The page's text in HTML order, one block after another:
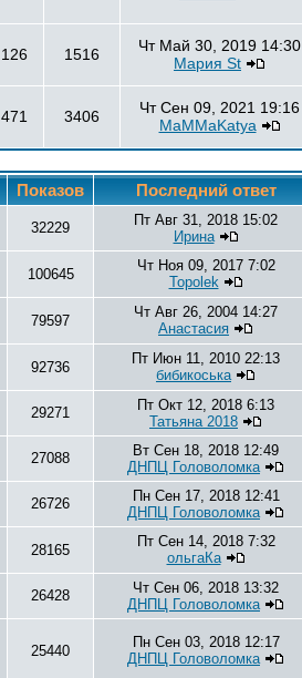
126 1516
Чт Май 30, 2019 14:30
Мария St
471 3406
Чт Сен 09, 2021 19:16
MaMMaKatya
Показов
Последний ответ
32229
Пт Авг 31, 2018 15:02
Ирина
100645
Чт Ноя 09, 2017 7:02
Topolek
79597
Чт Авг 26, 2004 14:27
Анастасия
92736
Пт Июн 11, 2010 22:13
бибикоська
29271
Пт Окт 12, 2018 6:13
Татьяна 2018
27088
Вт Сен 18, 2018 12:49
ДНПЦ Головоломка
26726
Пн Сен 17, 2018 12:41
ДНПЦ Головоломка
28165
Пт Сен 14, 2018 7:32
ольгаКа
26428
Чт Сен 06, 2018 13:32
ДНПЦ Головоломка
25440
Пн Сен 03, 2018 12:17
ДНПЦ Головоломка